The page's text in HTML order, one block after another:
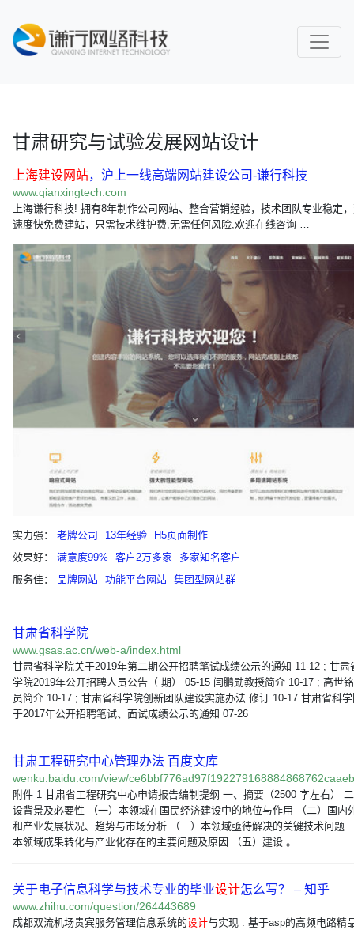
甘肃研究与试验发展网站设计
上海建设网站，沪上一线高端网站建设公司-谦行科技
www.qianxingtech.com
上海谦行科技! 拥有8年制作公司网站、整合营销经验，技术团队专业稳定
速度快免费建站，只需技术维护费,无需任何风险,欢迎在线咨询 …
实力强： 老牌公司 13年经验
H5页面制作
效果好：
满意度99% 客户2万多家
多家知名客户
服务佳：
品牌网站 功能平台网站 集团型网站群
甘肃省科学院
www.gsas.ac.cn/web-a/index.html
甘肃省科学院关于2019年第二期公开招聘笔试成绩公示的通知 11-12 ; 甘肃
学院2019年公开招聘人员公告（ 期） 05-15 闫鹏勋教授简介 10-17 ; 高世
员简介 10-17 ; 甘肃省科学院创新团队建设实施办法 修订 10-17 甘肃省科
于2017年公开招聘笔试、面试成绩公示的通知 07-26
甘肃工程研究中心管理办法 百度文库
wenku.baidu.com/view/
附件 1 甘肃省工程研究中心申请报告编制提纲 一、摘要（2500 字左右）
设背景及必要性 （一）本领域在国民经济建设中的地位与作用 （二）国内
和产业发展状况、趋势与市场分析 （三）本领域亟待解决的关键技术问题
本领域成果转化与产业化存在的主要问题及原因 （五）建设 。
关于电子信息科学与技术专业的毕业设计怎么写？ – 知乎
www.zhihu.com/question/264443689
成都双流机场贵宾服务管理信息系统的设计与实现 . 基于asp的高频电路精